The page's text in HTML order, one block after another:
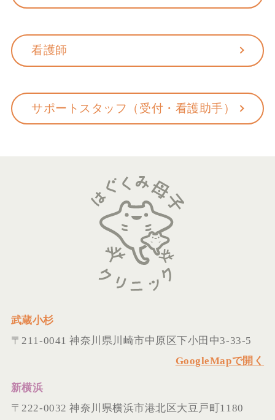
看護師
サポートスタッフ（受付・看護助手）
武蔵小杉
〒211-0041神奈川県川崎市中原区下小田中3-33-5
GoogleMapで開く
新横浜
〒222-0032神奈川県横浜市港北区大豆戸町1180